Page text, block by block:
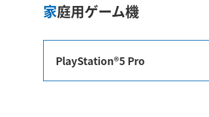
家庭用ゲーム機
PlayStation®5 Pro